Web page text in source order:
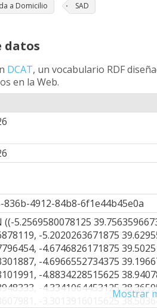
a Domicilio SAD
datos
DCAT, un vocabulario RDF
en la Web.
836b-4912-84b8-6f1e44b45e0a
((-5.2569580078125
-5.2020263671875
-4.6746826171875
-4.6966552734375
-4.8834228515625
-4.3341064453125
-3.3013916015625
Mostrar